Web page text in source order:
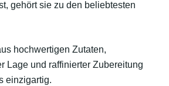
gehört sie zu den beliebtesten
hochwertigen Zutaten,
Lage und raffinierter Zubereitung
einzigartig.